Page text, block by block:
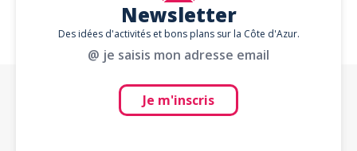
Newsletter
Des idées d'activités et bons plans sur la Côte d'Azur.
@ je saisis mon adresse email
Je m'inscris